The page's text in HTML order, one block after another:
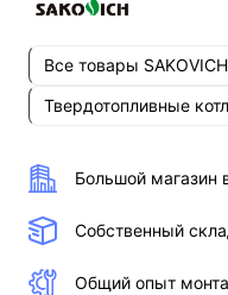
Все товары SAKOVICH
Твердотопливные
Большой магазин
Собственный
Общий опыт